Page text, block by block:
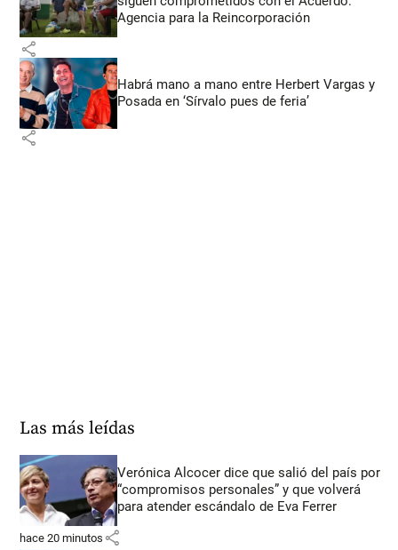
Agencia para la Reincorporación
share
Habrá mano a mano entre Herbert Vargas y
Posada en ‘Sírvalo pues de feria’
share
Las más leídas
Verónica Alcocer dice que salió del país por
“compromisos personales” y que volverá
para atender escándalo de Eva Ferrer
hace 20 minutos share